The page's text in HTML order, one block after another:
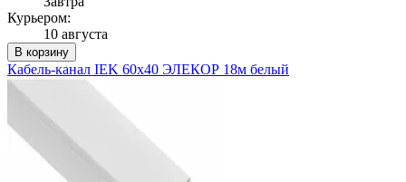
Курьером:
10 августа
В корзину
Кабель-канал IEK 60х40 ЭЛЕКОР 18м белый